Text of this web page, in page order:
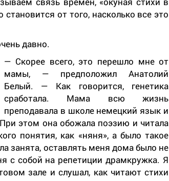
от того, насколько все это
давно.
— Скорее всего, это перешло мне от
мамы, — предположил Анатолий
Белый. — Как говорится, генетика
сработала. Мама всю жизнь
преподавала в школе немецкий язык и
этом она обожала поэзию и читала
понятия, как «няня», а было такое
занята, оставлять меня дома было не
с собой на репетиции драмкружка. Я
зале и слушал, как читают стихи